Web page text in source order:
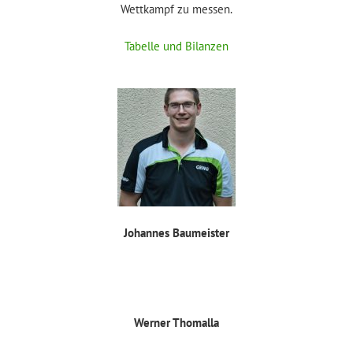
Wettkampf zu messen.
Tabelle und Bilanzen
Johannes Baumeister
Werner Thomalla